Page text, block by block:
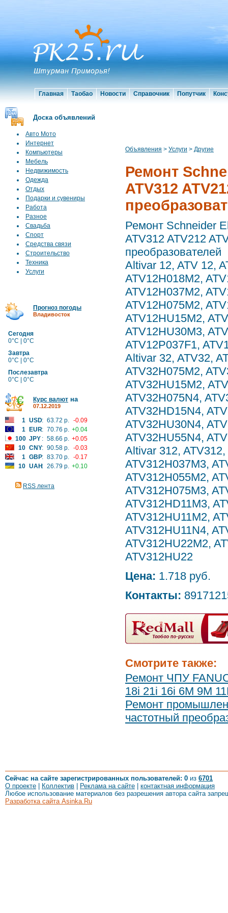
Главная Таобао Новости Справочник Попутчик
Доска объявлений
Авто Мото
Интернет
Компьютеры
Мебель
Недвижимость
Одежда
Отдых
Подарки и сувениры
Работа
Разное
Свадьба
Спорт
Средства связи
Строительство
Техника
Услуги
Прогноз погоды
Владивосток
Сегодня
0°C | 0°C
Завтра
0°C | 0°C
Послезавтра
0°C | 0°C
Курс валют на
07.12.2019
1 USD: 63.72 р. -0.09
1
EUR: 70.76 р. +0.04
100 JPY : 58.66 р. +0.05
10 CNY: 90.58 р. -0.03
1 GBP: 83.70 р. -0.17
10 UAH: 26.79 р. +0.10
RSS лента
Объявления > Услуги > Другие
Ремонт
ATV312
Ремонт Schneider
ATV312 ATV212
преобразователей
Altivar 12, ATV 12,
ATV12H018M2,
ATV12H037M2,
ATV12H075M2,
ATV12HU15M2,
ATV12HU30M3,
ATV12P037F1,
Altivar 32, ATV32,
ATV32H075M2,
ATV32HU15M2,
ATV32H075N4,
ATV32HD15N4,
ATV32HU30N4,
ATV32HU55N4,
Altivar 312,
ATV312H037M3,
ATV312H055M2,
ATV312H075M3,
ATV312HD11M3,
ATV312HU11M2,
ATV312HU11N4,
ATV312HU22M2,
ATV312HU22
Цена: 1.718 руб.
Контакты:
Смотрите также:
Ремонт ЧПУ
18i 21i 16i 6M 9M
Ремонт
частотный
Сейчас на сайте зарегистрированных пользователей: 0 из 6701
О проекте
Коллектив Реклама на сайте
контактная информация
Любое использование материалов без разрешения автора сайта
Разработка сайта Asinka.Ru